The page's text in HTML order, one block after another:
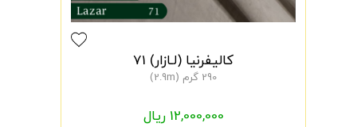
کالیفرنیا (لـازار) 71
290 گرم (2.9m)
12,000,000 ریال